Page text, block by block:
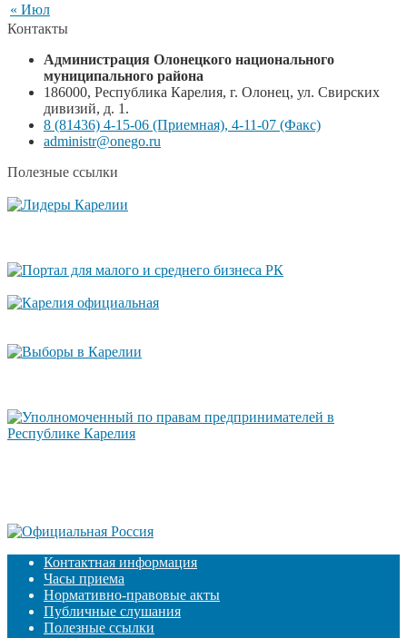
« Июл
Контакты
Администрация Олонецкого национального
муниципального района
186000, Республика Карелия, г. Олонец, ул. Свирских
дивизий, д. 1.
8 (81436) 4-15-06 (Приемная), 4-11-07 (Факс)
administr@onego.ru
Полезные ссылки
Контактная информация
Часы приема
Нормативно-правовые акты
Публичные слушания
Полезные ссылки